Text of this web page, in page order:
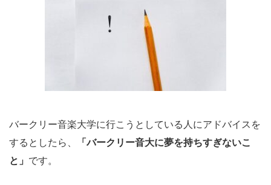
バークリー音楽大学に行こうとしている人にアドバイスを
するとしたら、
「バークリー音大に夢を持ちすぎないこ
と」 です。